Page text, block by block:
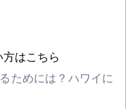
はこちら
ためには？ハワイに